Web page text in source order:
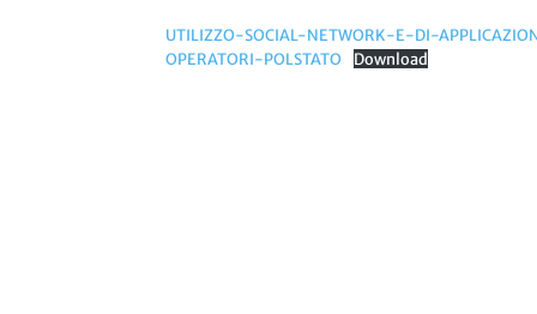
UTILIZZO-SOCIAL-NETWORK-E-DI-
OPERATORI-POLSTATO
Download